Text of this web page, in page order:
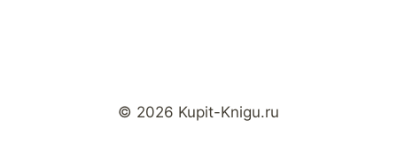
© 2026 Kupit-Knigu.ru